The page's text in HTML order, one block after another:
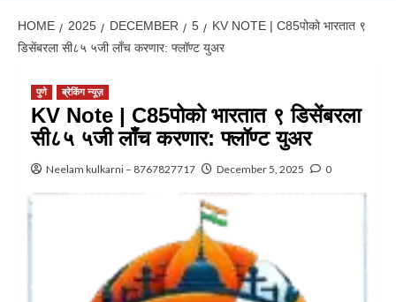
HOME 2025 DECEMBER 5
KV NOTE | C85पोको भारतात ९
डिसेंबरला सी८५ ५जी लाँच करणार: फ्लॉण्‍ट युअर
पुणे ब्रेकिंग न्यूज़
KV Note | C85पोको भारतात ९ डिसेंबरला
सी८५ ५जी लाँच करणार: फ्लॉण्‍ट युअर
Neelam kulkarni – 8767827717 December 5, 2025 0